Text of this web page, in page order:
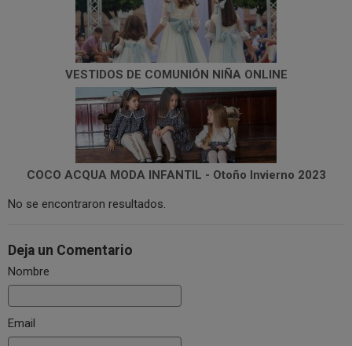
VESTIDOS DE COMUNIÓN NIÑA ONLINE
COCO ACQUA MODA INFANTIL - Otoño Invierno 2023
No se encontraron resultados.
Deja un Comentario
Nombre
Email